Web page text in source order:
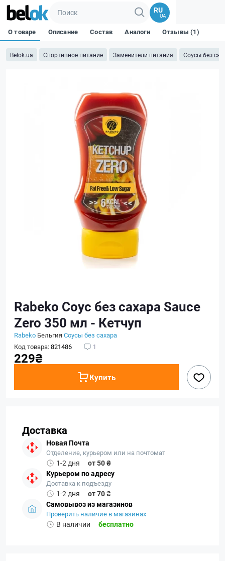
RU
UA
Belok.ua Спортивное питание Заменители питания Соусы без
О товаре Описание Состав Аналоги Отзывы (1)
Rabeko Соус без сахара Sauce
Zero 350 мл - Кетчуп
Rabeko БельгияСоусы без сахара
Код товара:821486 1
229₴
Купить
Доставка
Новая Почта
Отделение, курьером или на почтомат
1-2 дня
от 50 ₴
Курьером по адресу
Доставка к подъезду
1-2 дня
от 70 ₴
Самовывоз из магазинов
Проверить наличие в магазинах
В наличии бесплатно